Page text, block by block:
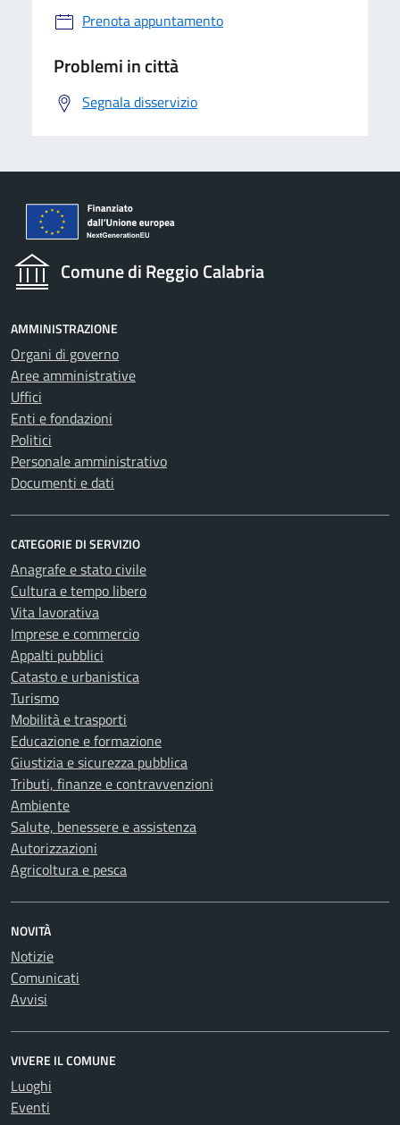
Prenota appuntamento
Problemi in città
Segnala disservizio
Comune di Reggio Calabria
AMMINISTRAZIONE
Organi di governo
Aree amministrative
Uffici
Enti e fondazioni
Politici
Personale amministrativo
Documenti e dati
CATEGORIE DI SERVIZIO
Anagrafe e stato civile
Cultura e tempo libero
Vita lavorativa
Imprese e commercio
Appalti pubblici
Catasto e urbanistica
Turismo
Mobilità e trasporti
Educazione e formazione
Giustizia e sicurezza pubblica
Tributi, finanze e contravvenzioni
Ambiente
Salute, benessere e assistenza
Autorizzazioni
Agricoltura e pesca
NOVITÀ
Notizie
Comunicati
Avvisi
VIVERE IL COMUNE
Luoghi
Eventi